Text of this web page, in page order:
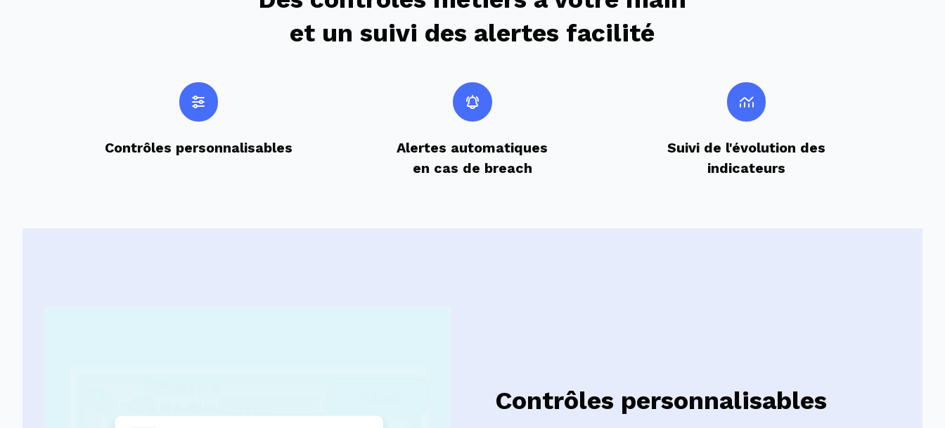
et un suivi des alertes facilité
Contrôles personnalisables
Alertes automatiques
en cas de breach
Suivi de l'évolution des
indicateurs
Contrôles personnalisables